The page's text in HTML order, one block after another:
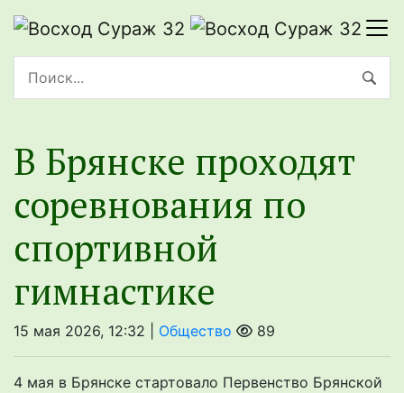
В Брянске проходят
соревнования по
спортивной
гимнастике
15 мая 2026, 12:32 | Общество 89
4 мая в Брянске стартовало Первенство Брянской